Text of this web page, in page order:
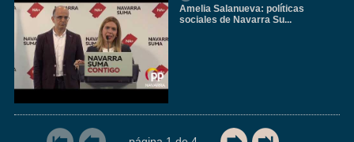
Amelia Salanueva: políticas
sociales de Navarra Su...